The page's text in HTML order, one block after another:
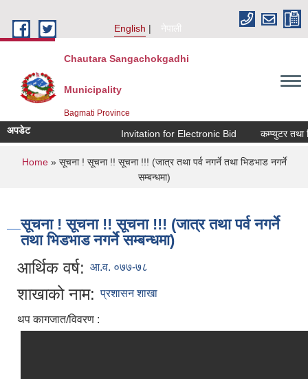
English
नेपाली
Chautara Sangachokgadhi
Municipality
Bagmati Province
अपडेट Invitation for Electronic Bid कम्प्युटर तथा
You are here
Home» सूचना ! सूचना !! सूचना !!! (जात्र तथा पर्व नगर्ने तथा भिडभाड नगर्ने
सम्बन्धमा)
सूचना ! सूचना !! सूचना !!! (जात्र तथा पर्व नगर्ने
तथा भिडभाड नगर्ने सम्बन्धमा)
आर्थिक वर्ष: आ.व. ०७७-७८
शाखाको नाम: प्रशासन शाखा
थप कागजात/विवरण :